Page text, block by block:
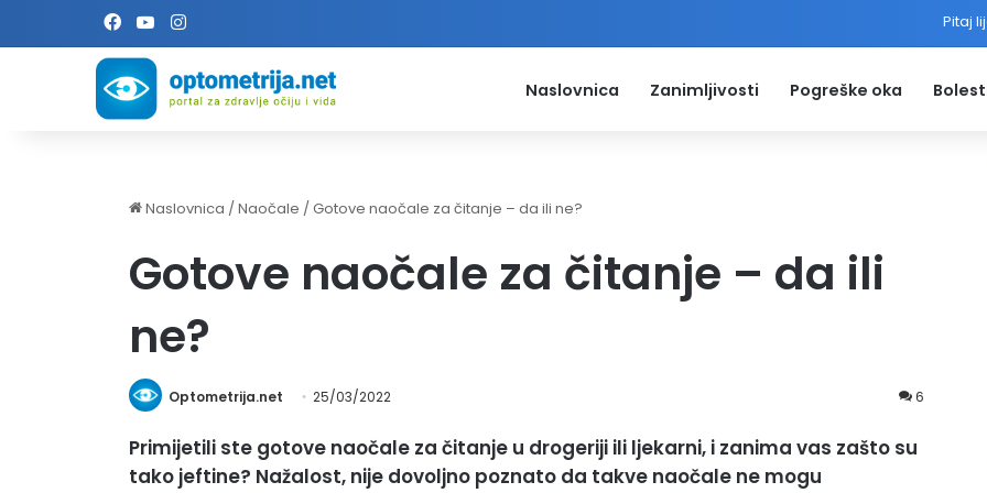
Facebook
YouTube Pitaj
Naslovnica Zanimljivosti Pogreške oka
Naslovnica /Naočale /Gotove naočale za čitanje – da ili ne?
Gotove naočale za čitanje – da ili
ne?
Optometrija.net 25/03/2022 6
Primijetili ste gotove naočale za čitanje u drogeriji ili ljekarni, i zanima vas zašto su
tako jeftine? Nažalost, nije dovoljno poznato da takve naočale ne mogu